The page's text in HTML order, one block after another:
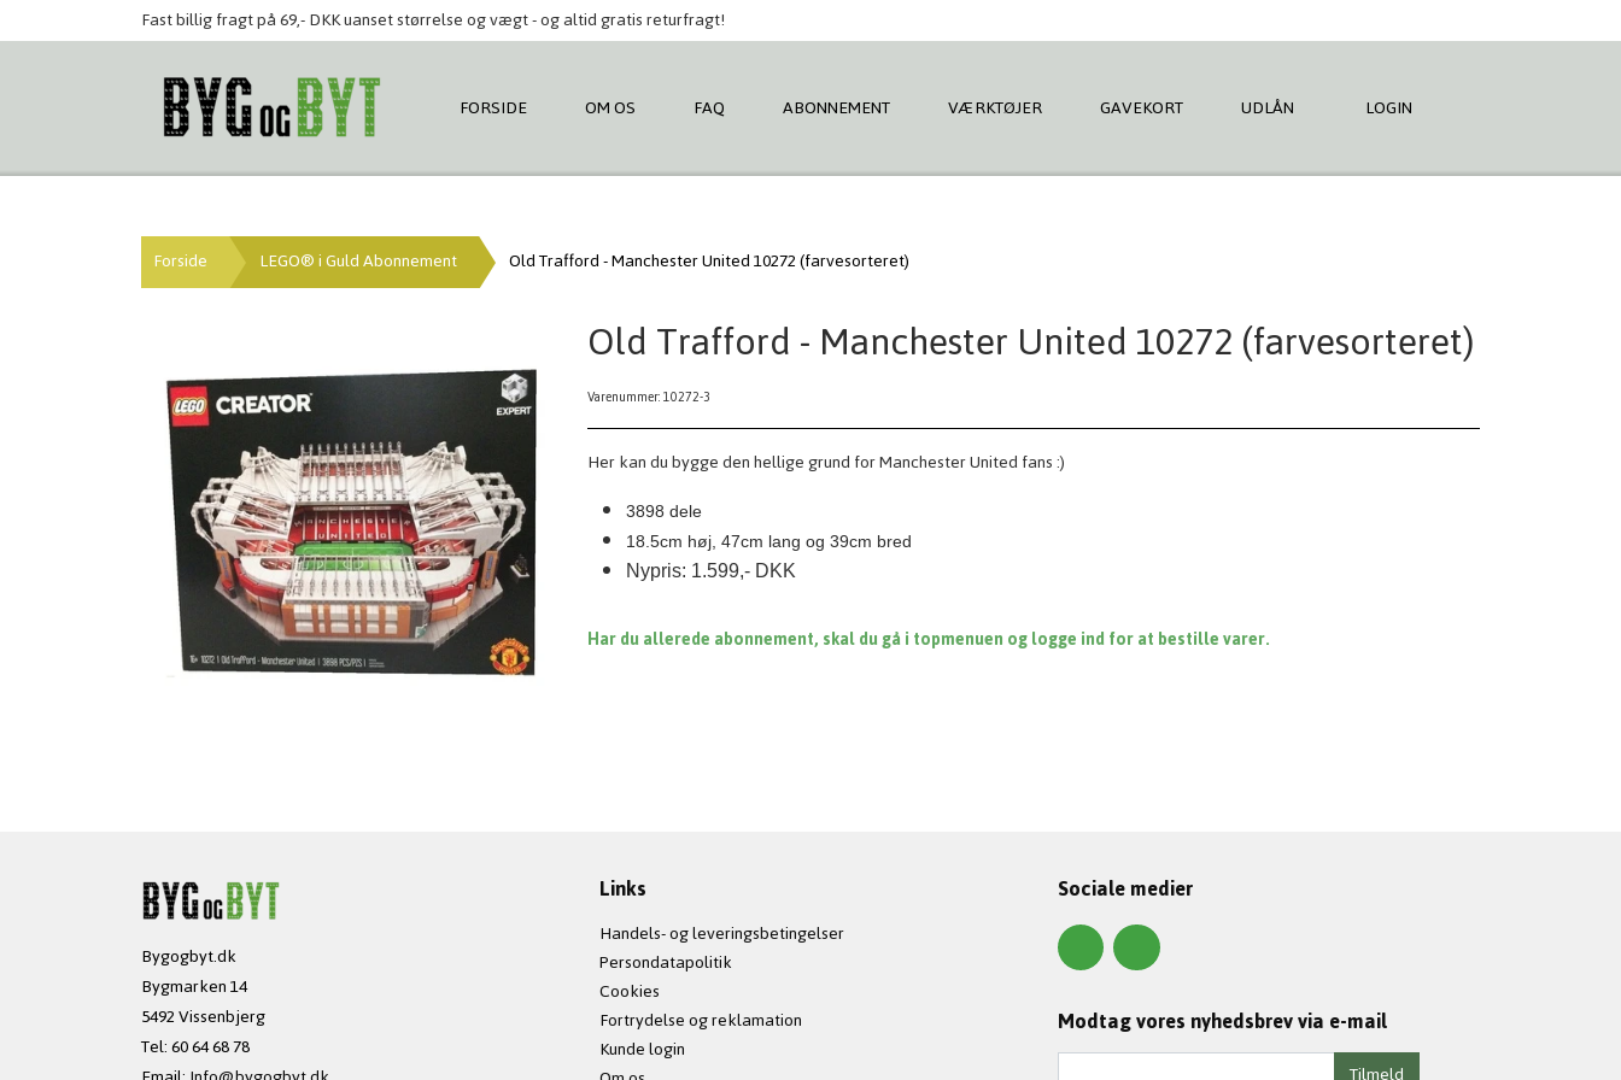
Fast billig fragt på 69,- DKK uanset størrelse og vægt - og altid gratis returfragt!
FORSIDE OM OS FAQ ABONNEMENT VÆRKTØJER GAVEKORT UDLÅN LOGIN
Forside LEGO® i Guld Abonnement Old Trafford - Manchester United 10272 (farvesorteret)
Old Trafford - Manchester United 10272 (farvesorteret)
Varenummer: 10272-3
Her kan du bygge den hellige grund for Manchester United fans :)
3898 dele
18.5cm høj, 47cm lang og 39cm bred
Nypris: 1.599,- DKK
Har du allerede abonnement, skal du gå i topmenuen og logge ind for at bestille varer.
Bygogbyt.dk
Bygmarken 14
5492 Vissenbjerg
Tel: 60 64 68 78
Links
Handels- og leveringsbetingelser
Persondatapolitik
Cookies
Fortrydelse og reklamation
Kunde login
Sociale medier
Modtag vores nyhedsbrev via e-mail